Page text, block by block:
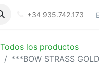
+34 935.742.173
Todos los productos
***BOW STRASS